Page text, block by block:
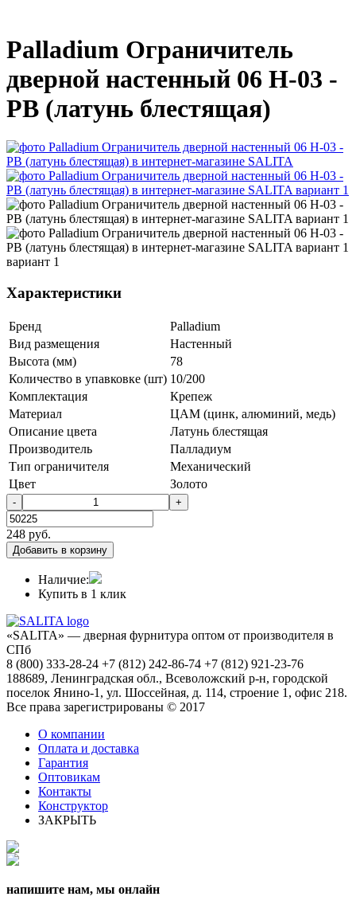
Palladium Ограничитель
дверной настенный 06 H-03 -
PB (латунь блестящая)
Характеристики
Бренд
Palladium
Вид размещения
Настенный
Высота (мм)
78
Количество в упавковке (шт) 10/200
Комплектация
Крепеж
Материал
ЦАМ (цинк, алюминий, медь)
Описание цвета
Латунь блестящая
Производитель
Палладиум
Тип ограничителя
Механический
Цвет
Золото
- +
248 руб.
Добавить в корзину
Наличие:
Купить в 1 клик
«SALITA» — дверная фурнитура оптом от производителя в
СПб
8 (800) 333-28-24 +7 (812) 242-86-74 +7 (812) 921-23-76
188689, Ленинградская обл., Всеволожский р-н, городской
поселок Янино-1, ул. Шоссейная, д. 114, строение 1, офис 218.
Все права зарегистрированы © 2017
О компании
Оплата и доставка
Гарантия
Оптовикам
Контакты
Конструктор
ЗАКРЫТЬ
напишите нам, мы онлайн